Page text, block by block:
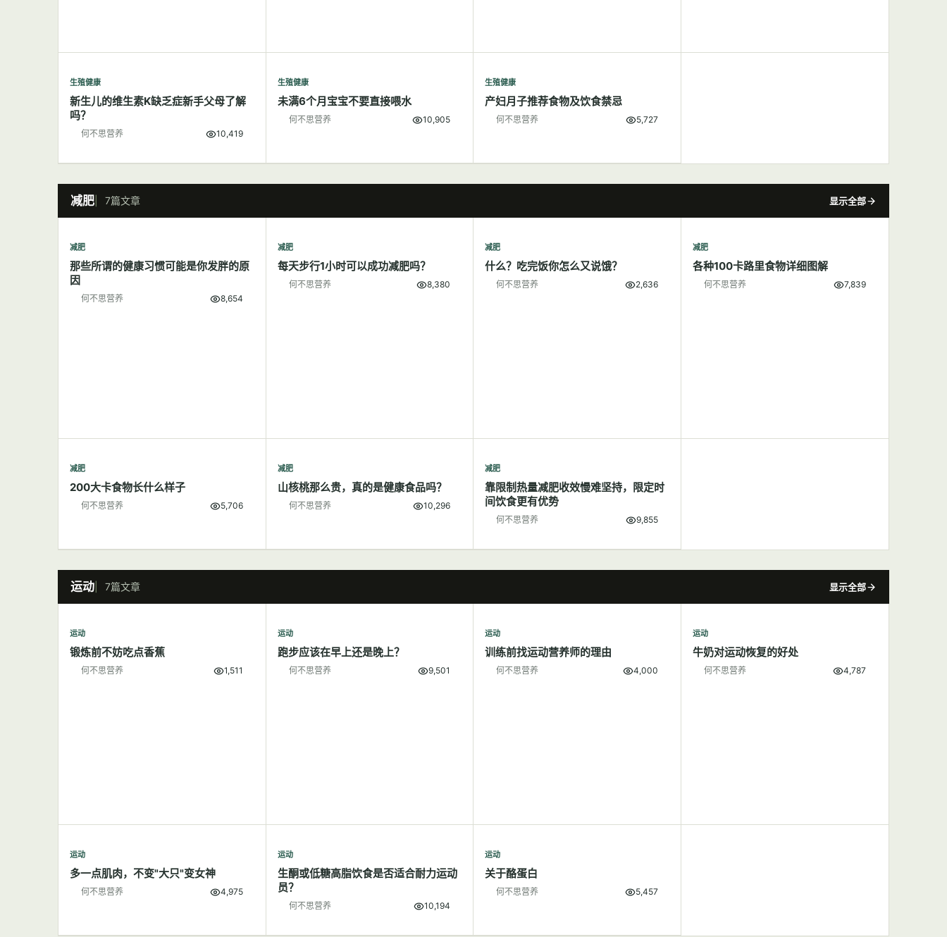
生殖健康
新生儿的维生素K缺乏症新手父母了解
吗？
何不思营养 10,419
生殖健康
未满6个月宝宝不要直接喂水
何不思营养 10,905
生殖健康
产妇月子推荐食物及饮食禁忌
何不思营养 5,727
减肥 7篇文章 显示全部
减肥
那些所谓的健康习惯可能是你发胖的原
因
何不思营养 8,654
减肥
每天步行1小时可以成功减肥吗？
何不思营养 8,380
减肥
什么？吃完饭你怎么又说饿？
何不思营养 2,636
减肥
各种100卡路里食物详细图解
何不思营养 7,839
减肥
200大卡食物长什么样子
何不思营养 5,706
减肥
山核桃那么贵，真的是健康食品吗？
何不思营养 10,296
减肥
靠限制热量减肥收效慢难坚持，限定时
间饮食更有优势
何不思营养 9,855
运动 7篇文章 显示全部
运动
锻炼前不妨吃点香蕉
何不思营养 1,511
运动
跑步应该在早上还是晚上？
何不思营养 9,501
运动
训练前找运动营养师的理由
何不思营养 4,000
运动
牛奶对运动恢复的好处
何不思营养 4,787
运动
多一点肌肉，不变"大只"变女神
何不思营养 4,975
运动
生酮或低糖高脂饮食是否适合耐力运动
员？
何不思营养 10,194
运动
关于酪蛋白
何不思营养 5,457